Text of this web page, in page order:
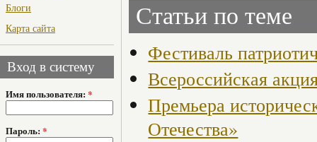
Блоги
Карта сайта
Вход в систему
Имя пользователя: *
Пароль: *
Статьи по теме
Фестиваль
Всероссийская
Премьера
Отечества»